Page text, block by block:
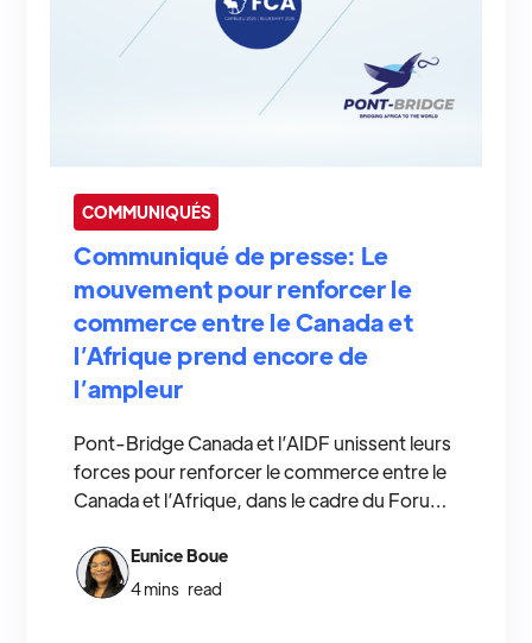
COMMUNIQUÉS
Communiqué de presse: Le
mouvement pour renforcer le
commerce entre le Canada et
l’Afrique prend encore de
l’ampleur
Pont-Bridge Canada et l’AIDF unissent leurs
forces pour renforcer le commerce entre le
Canada et l’Afrique, dans le cadre du Forum
permettra de mieux intégrer les enjeux
douaniers dans l’économie bleue et de
Eunice Boue
4 mins read